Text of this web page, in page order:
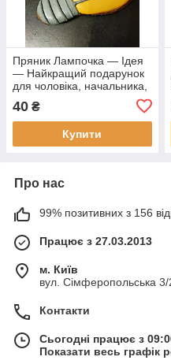
Пряник Лампочка — Ідея
— Найкращий подарунок
для чоловіка, начальника,
40 ₴
Купити
Про нас
99% позитивних з 156
Працює з 27.03.2013
м. Київ
вул. Сімферопольська 3/
Контакти
Сьогодні працює з
Показати весь графік